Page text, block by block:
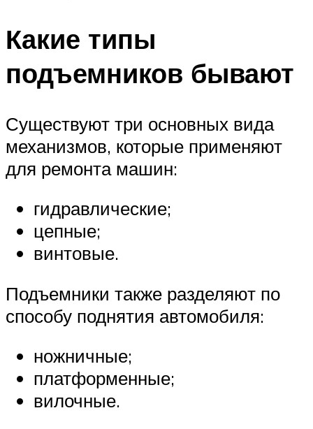
Какие типы
подъемников бывают
Существуют три основных вида
механизмов, которые применяют
для ремонта машин:
гидравлические;
цепные;
винтовые.
Подъемники также разделяют по
способу поднятия автомобиля:
ножничные;
платформенные;
вилочные.